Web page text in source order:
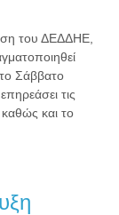
του ΔΕΔΔΗΕ,
Σάββατο
τις
και το